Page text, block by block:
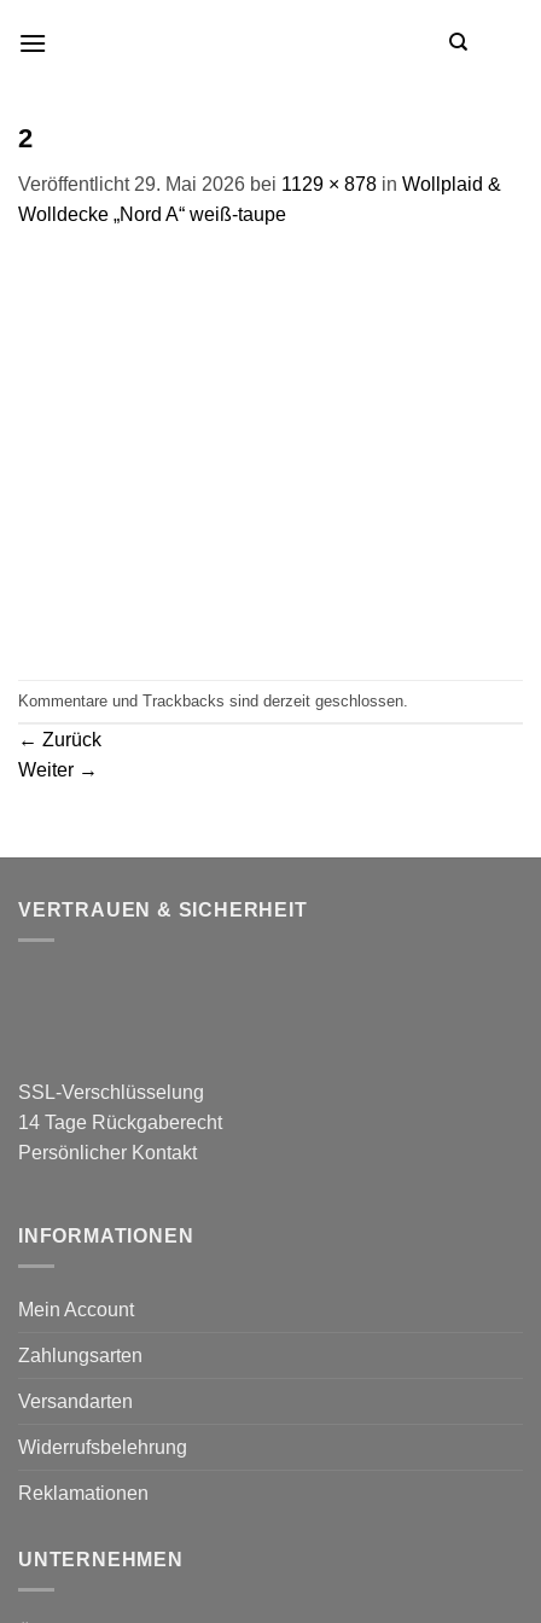
Inhalt
2
Veröffentlicht 29. Mai 2026 bei 1129 × 878 in Wollplaid &
Wolldecke „Nord A“ weiß-taupe
Kommentare und Trackbacks sind derzeit geschlossen.
← Zurück
Weiter →
VERTRAUEN & SICHERHEIT
SSL-Verschlüsselung
14 Tage Rückgaberecht
Persönlicher Kontakt
INFORMATIONEN
Mein Account
Zahlungsarten
Versandarten
Widerrufsbelehrung
Reklamationen
UNTERNEHMEN